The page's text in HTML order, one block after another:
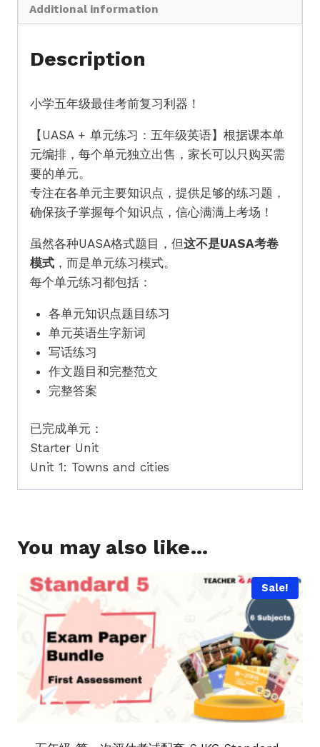
quantity
Additional information
Description
小学五年级最佳考前复习利器！
【UASA + 单元练习：五年级英语】根据课本单
元编排，每个单元独立出售，家长可以只购买需
要的单元。
专注在各单元主要知识点，提供足够的练习题，
确保孩子掌握每个知识点，信心满满上考场！
虽然各种UASA格式题目，但这不是UASA考卷
模式 ，而是单元练习模式。
每个单元练习都包括：
各单元知识点题目练习
单元英语生字新词
写话练习
作文题目和完整范文
完整答案
已完成单元：
Starter Unit
Unit 1: Towns and cities
You may also like…
Sale!